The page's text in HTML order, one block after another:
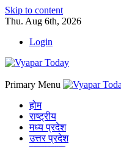
Skip to content
Thu. Aug 6th, 2026
Login
Primary Menu
होम
राष्ट्रीय
मध्य प्रदेश
उत्तर प्रदेश